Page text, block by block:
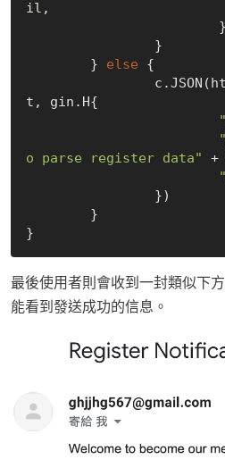
il ,
	}
else {
t, gin.H{
o parse register data" +
最後使用者則會收到一封類似下
能看到發送成功的信息。